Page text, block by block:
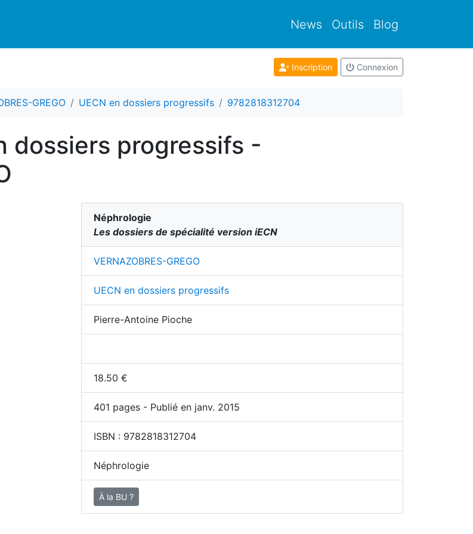
News Outils Blog
Inscription Connexion
GREGO UECN en dossiers progressifs 9782818312704
dossiers progressifs -
Néphrologie
Les dossiers de spécialité version iECN
VERNAZOBRES-GREGO
UECN en dossiers progressifs
Pierre-Antoine Pioche
18.50 €
401 pages - Publié en janv. 2015
ISBN : 9782818312704
Néphrologie
À la BU ?